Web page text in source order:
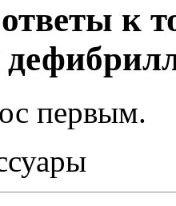
к
первым.